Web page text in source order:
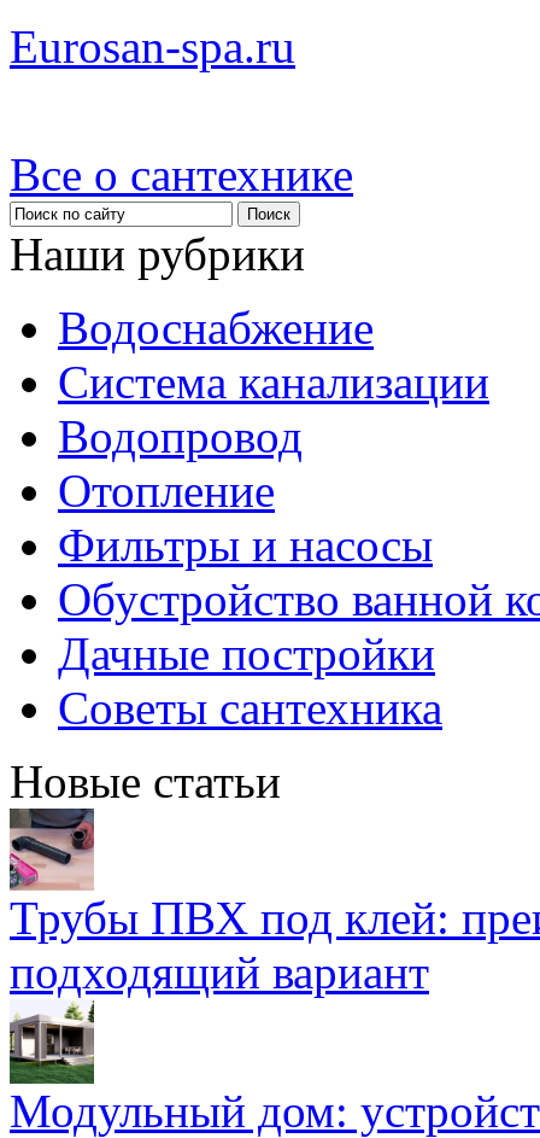
Eurosan-spa.ru
Все о сантехнике
Наши рубрики
Водоснабжение
Система канализации
Водопровод
Отопление
Фильтры и насосы
Обустройство ванной
Дачные постройки
Советы сантехника
Новые статьи
Трубы ПВХ под клей:
подходящий вариант
Модульный дом: